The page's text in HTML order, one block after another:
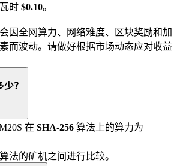
时 $0.10。
因全网算力、网络难度、区块奖励和加
而波动。请做好根据市场动态应对收益
？
在 SHA-256 算法上的算力为
法的矿机之间进行比较。